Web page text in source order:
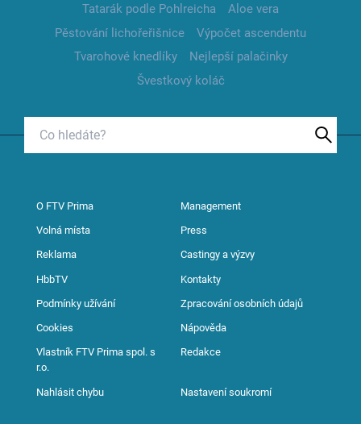
Tatarák podle Pohlreicha
Aloe vera
Pěstování lichořeřišnice
Výpočet ascendentu
Tvarohové knedlíky
Nejlepší palačinky
Švestkový koláč
O FTV Prima Management
Volná místa Press
Reklama Castingy a výzvy
HbbTV Kontakty
Podmínky užívání Zpracování osobních údajů
Cookies Nápověda
Vlastník FTV Prima spol. s
r.o.
Redakce
Nahlásit chybu Nastavení soukromí